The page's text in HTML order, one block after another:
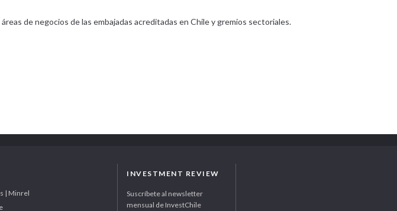
de negocios de las embajadas acreditadas en Chile y gremios sectoriales.
| Minrel
INVESTMENT REVIEW
Suscríbete al newsletter
mensual de InvestChile